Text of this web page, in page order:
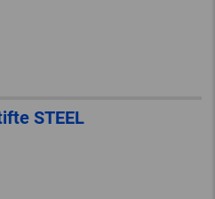
STEEL